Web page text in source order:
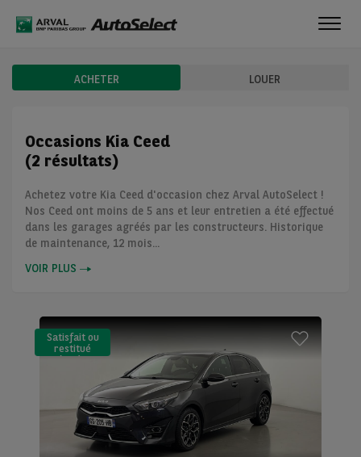
ACHETER LOUER
Occasions Kia Ceed
(2 résultats)
Achetez votre Kia Ceed d'occasion chez Arval AutoSelect !
Nos Ceed ont moins de 5 ans et leur entretien a été effectué
dans les garages agréés par les constructeurs. Historique
de maintenance, 12 mois...
VOIR PLUS
Satisfait ou
restitué
(LLD)*